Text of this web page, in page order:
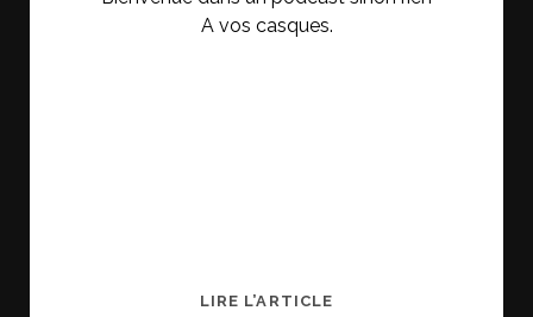
A vos casques.
LIRE L’ARTICLEEMBARQUEMENT